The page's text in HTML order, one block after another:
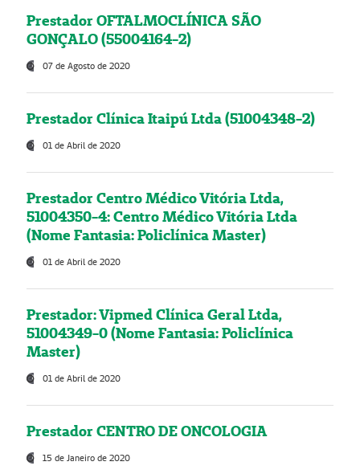
Prestador OFTALMOCLÍNICA SÃO
GONÇALO (55004164-2)
07 de Agosto de 2020
Prestador Clínica Itaipú Ltda (51004348-2)
01 de Abril de 2020
Prestador Centro Médico Vitória Ltda,
51004350-4: Centro Médico Vitória Ltda
(Nome Fantasia: Policlínica Master)
01 de Abril de 2020
Prestador: Vipmed Clínica Geral Ltda,
51004349-0 (Nome Fantasia: Policlínica
Master)
01 de Abril de 2020
Prestador CENTRO DE ONCOLOGIA
15 de Janeiro de 2020